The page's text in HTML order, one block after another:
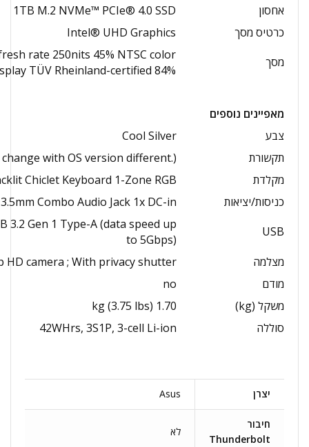
אחסון
1TB M.2 NVMe™ PCIe® 4.0 SSD
כרטיס מסך
Intel® UHD Graphics
מסך
rate 250nits 45% NTSC color
TÜV Rheinland-certified 84%
מאפיינים נוספים
צבע
Cool Silver
תקשורת
with OS version different.)
מקלדת
Chiclet Keyboard 1-Zone RGB
כניסות/יציאות
Combo Audio Jack 1x DC-in
USB
3.2 Gen 1 Type-A (data speed up
to 5Gbps)
מצלמה
HD camera ; With privacy shutter
מודם
no
משקל (kg)
1.70 kg (3.75 lbs)
סוללה
42WHrs, 3S1P, 3-cell Li-ion
יצרן Asus
חיבור
Thunderbolt
לא